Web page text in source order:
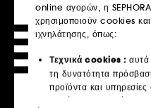
SISLEY
Nutritive Lip Balm
22
€ 83,95
/100g
online αγορών, η SEPHORA
χρησιμοποιούν cookies και
ιχνηλάτησης, όπως:
Τεχνικά cookies : αυτά
τη δυνατότητα
προϊόντα και
ασφάλεια του